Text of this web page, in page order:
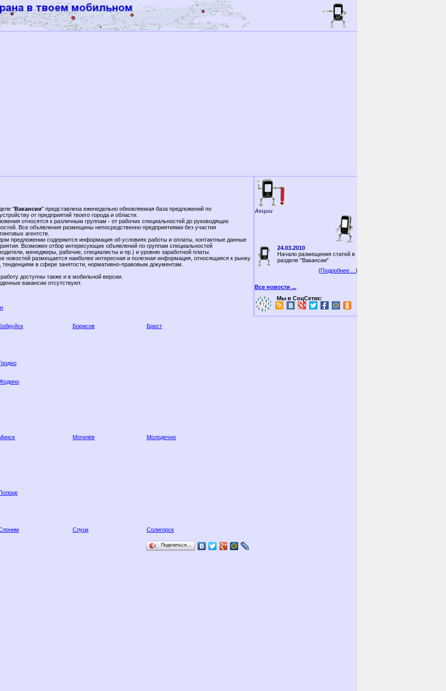
"Вакансии" представлена еженедельно обновляемая база предложений по
от предприятий твоего города и области.
относятся к различным группам - от рабочих специальностей до руководящих
Все объявления размещены непосредственно предприятиями без участия
агентств.
предложении содержится информация об условиях работы и оплаты, контактные данные
Возможен отбор интересующих объявлений по группам специальностей
менеджеры, рабочие, специалисты и пр.) и уровню заработной платы.
новостей размещается наиболее интересная и полезная информация, относящаяся к рынку
тенденциям в сфере занятости, нормативно-правовым документам.
доступны также и в мобильной версии.
вакансии отсутствуют.
Борисов
Брест
Могилёв
Молодечно
Слуцк Солигорск
Поделиться…
Акции
24.03.2010
Начало размещения статей в
разделе "Вакансии"
(Подробнее ... )
Все новости ...
Мы в СоцСетях: